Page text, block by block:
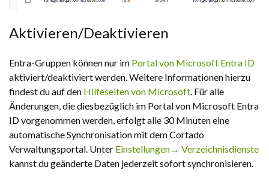
Aktivieren/Deaktivieren
Entra-Gruppen können nur im Portal von Microsoft Entra ID
aktiviert/deaktiviert werden. Weitere Informationen hierzu
findest du auf den Hilfeseiten von Microsoft. Für alle
Änderungen, die diesbezüglich im Portal von Microsoft Entra
ID vorgenommen werden, erfolgt alle 30 Minuten eine
automatische Synchronisation mit dem Cortado
Verwaltungsportal. Unter Einstellungen→ Verzeichnisdienste
kannst du geänderte Daten jederzeit sofort synchronisieren.